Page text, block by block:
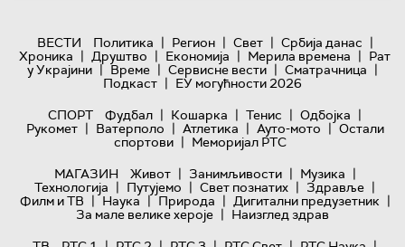
ВЕСТИ Политика | Регион | Свет | Србија данас |
Хроника | Друштво | Економија | Мерила времена | Рат
у Украјини | Време | Сервисне вести | Сматрачница |
Подкаст | ЕУ могућности 2026
СПОРТ
Фудбал | Кошарка | Тенис | Одбојка |
Рукомет | Ватерполо | Атлетика | Ауто-мото | Остали
спортови | Меморијал РТС
МАГАЗИН
Живот | Занимљивости | Музика |
Технологијa | Путујемо | Свет познатих | Здравље |
Филм и ТВ | Наука | Природа | Дигитални предузетник |
За мале велике хероје | Наизглед здрав